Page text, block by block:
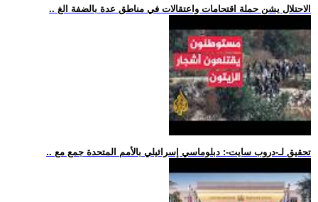
.. الاحتلال يشن حملة اقتحامات واعتقالات في مناطق عدة بالضفة الغ
.. تحقيق لـ-دروب سايت-: دبلوماسي إسرائيلي بالأمم المتحدة جمع مع